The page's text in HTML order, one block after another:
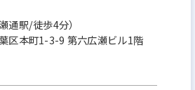
通駅/徒歩4分）
区本町1-3-9 第六広瀬ビル1階